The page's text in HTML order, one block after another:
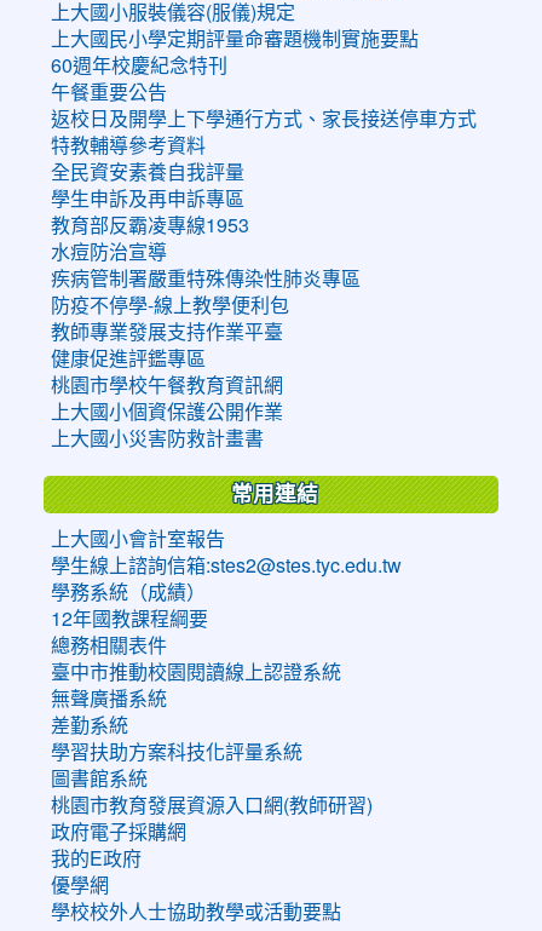
上大國小服裝儀容(服儀)規定
上大國民小學定期評量命審題機制實施要點
60週年校慶紀念特刊
午餐重要公告
返校日及開學上下學通行方式、家長接送停車方式
特教輔導參考資料
全民資安素養自我評量
學生申訴及再申訴專區
教育部反霸凌專線1953
水痘防治宣導
疾病管制署嚴重特殊傳染性肺炎專區
防疫不停學-線上教學便利包
教師專業發展支持作業平臺
健康促進評鑑專區
桃園市學校午餐教育資訊網
上大國小個資保護公開作業
上大國小災害防救計畫書
常用連結
上大國小會計室報告
學生線上諮詢信箱:stes2@stes.tyc.edu.tw
學務系統（成績）
12年國教課程綱要
總務相關表件
臺中市推動校園閱讀線上認證系統
無聲廣播系統
差勤系統
學習扶助方案科技化評量系統
圖書館系統
桃園市教育發展資源入口網(教師研習)
政府電子採購網
我的E政府
優學網
學校校外人士協助教學或活動要點